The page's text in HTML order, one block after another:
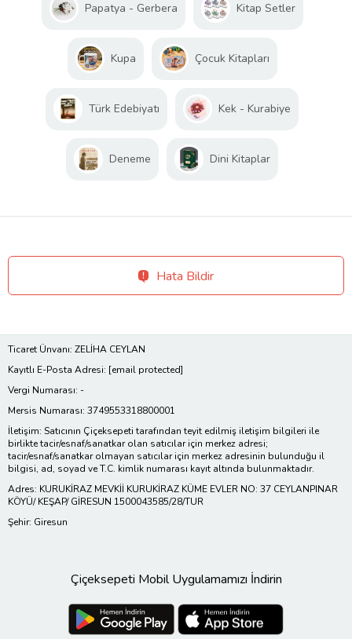
Papatya - Gerbera Kitap Setler
Kupa Çocuk Kitapları
Türk Edebiyatı Kek - Kurabiye
Deneme Dini Kitaplar
Hata Bildir
Ticaret Ünvanı: ZELİHA CEYLAN
Kayıtlı E-Posta Adresi: [email protected]
Vergi Numarası: -
Mersis Numarası: 3749553318800001
İletişim: Satıcının Çiçeksepeti tarafından teyit edilmiş iletişim bilgileri ile
birlikte tacir/esnaf/sanatkar olan satıcılar için merkez adresi;
tacir/esnaf/sanatkar olmayan satıcılar için merkez adresinin bulunduğu il
bilgisi, ad, soyad ve T.C. kimlik numarası kayıt altında bulunmaktadır.
Adres: KURUKİRAZ MEVKİİ KURUKİRAZ KÜME EVLER NO: 37 CEYLANPINAR
KÖYÜ/ KEŞAP/ GİRESUN 1500043585/28/TUR
Şehir: Giresun
Çiçeksepeti Mobil Uygulamamızı İndirin